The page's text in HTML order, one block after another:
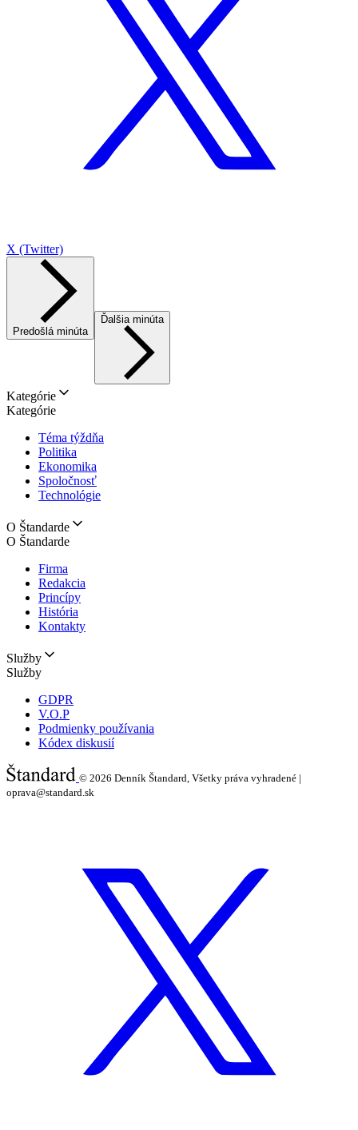
X (Twitter)
Predošlá minúta
Ďalšia minúta
Kategórie
Kategórie
Téma týždňa
Politika
Ekonomika
Spoločnosť
Technológie
O Štandarde
O Štandarde
Firma
Redakcia
Princípy
História
Kontakty
Služby
Služby
GDPR
V.O.P
Podmienky používania
Kódex diskusií
© 2026 Denník Štandard, Všetky práva vyhradené |
oprava@standard.sk